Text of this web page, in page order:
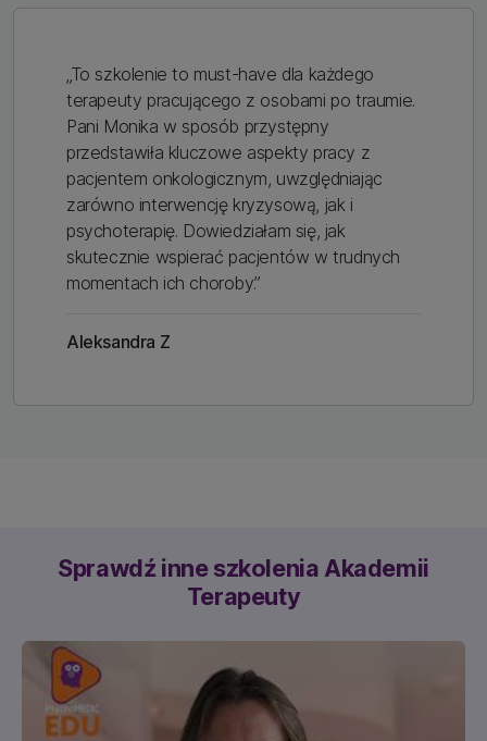
„To szkolenie to must-have dla każdego
terapeuty pracującego z osobami po traumie.
Pani Monika w sposób przystępny
przedstawiła kluczowe aspekty pracy z
pacjentem onkologicznym, uwzględniając
zarówno interwencję kryzysową, jak i
psychoterapię. Dowiedziałam się, jak
skutecznie wspierać pacjentów w trudnych
momentach ich choroby.”
Aleksandra Z
Sprawdź inne szkolenia Akademii
Terapeuty